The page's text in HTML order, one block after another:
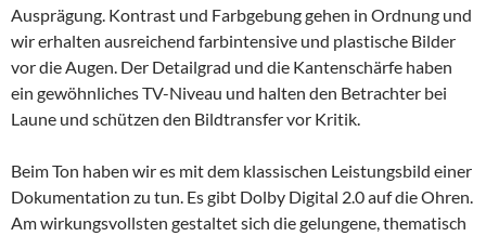
Ausprägung. Kontrast und Farbgebung gehen in Ordnung und
wir erhalten ausreichend farbintensive und plastische Bilder
vor die Augen. Der Detailgrad und die Kantenschärfe haben
ein gewöhnliches TV-Niveau und halten den Betrachter bei
Laune und schützen den Bildtransfer vor Kritik.
Beim Ton haben wir es mit dem klassischen Leistungsbild einer
Dokumentation zu tun. Es gibt Dolby Digital 2.0 auf die Ohren.
Am wirkungsvollsten gestaltet sich die gelungene, thematisch